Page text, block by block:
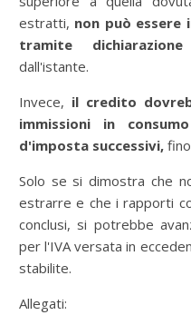
estratti, non può essere
tramite
dall'istante.
Invece, il credito
immissioni in
d'imposta successivi,
Solo se si dimostra che
estrarre e che i rapporti
conclusi, si potrebbe
per l'IVA versata in
stabilite.
Allegati: